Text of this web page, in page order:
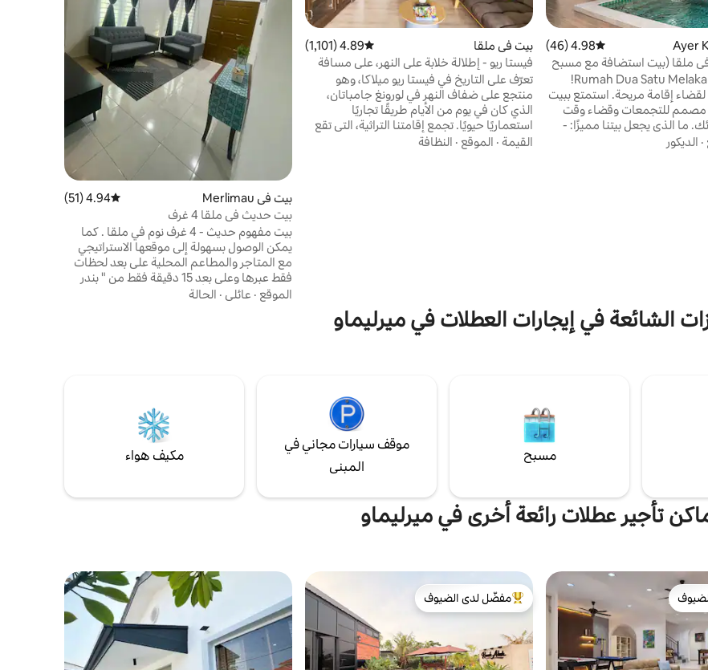
متوسط التقييم 4.98 من 5، 46 مراجعات
4.98 (46)
ملقا (بيت استضافة مع مسبح
مرحبًا بكم في Rumah Dua Satu Melaka!
ملاذك الخاص لقضاء إقامة مريحة. استمتع ببيت
مصمم للتجمعات وقضاء وقت
ممتع مع أحبائك. ما الذي يجعل بيتنا مميزًا: -
حوض سباحة خاص - تصميم واسع لما يصل إلى
داخلي مريح وعصري مع لمسة
· الديكور
بيت في ملقا متوسط التقييم 4.89 من 5، 1,101 مراجعات
4.89 (1,101)
فيستا ريو - إطلالة خلابة على النهر، على مسافة
سيرًا على الأقدام إلى شارع جونكر
تعرّف على التاريخ في فيستا ريو ميلاكا، وهو
منتجع على ضفاف النهر في لورونغ جامباتان،
الذي كان في يوم من الأيام طريقًا تجاريًا
استعماريًا حيويًا. تجمع إقامتنا التراثية، التي تقع
قبالة جالان جاوا، بين سحر العالم القديم والراحة
القيمة · الموقع · النظافة
بيت في Merlimau متوسط التقييم 4.94 من 5، 51 مراجعات
4.94 (51)
بيت حديث في ملقا 4 غرف
بيت مفهوم حديث - 4 غرف نوم في ملقا . كما
يمكن الوصول بسهولة إلى موقعها الاستراتيجي
مع المتاجر والمطاعم المحلية على بعد لحظات
فقط عبرها وعلى بعد 15 دقيقة فقط من " بندر
ملقا ". من المؤكد أن هذا البيت المذهل
الموقع · عائلي · الحالة
الشائعة في إيجارات العطلات في ميرليماو
مسبح
موقف سيارات مجاني في
المبنى
مكيف هواء
تأجير عطلات رائعة أخرى في ميرليماو
من أبرز البيوت المفضّلة لدى الضيوف
مفضّل لدى الضيوف